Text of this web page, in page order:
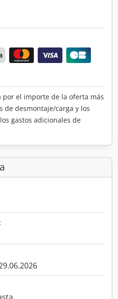
por el importe de la oferta más
de desmontaje/carga y los
gastos adicionales de